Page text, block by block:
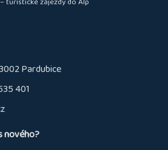
Pardubice
401
nového?